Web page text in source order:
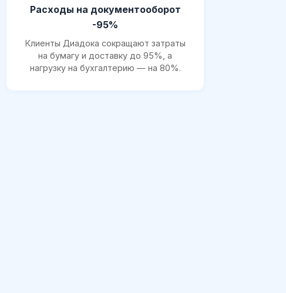
Расходы на документооборот
-95%
Клиенты Диадока сокращают затраты
на бумагу и доставку до 95%, а
нагрузку на бухгалтерию — на 80%.